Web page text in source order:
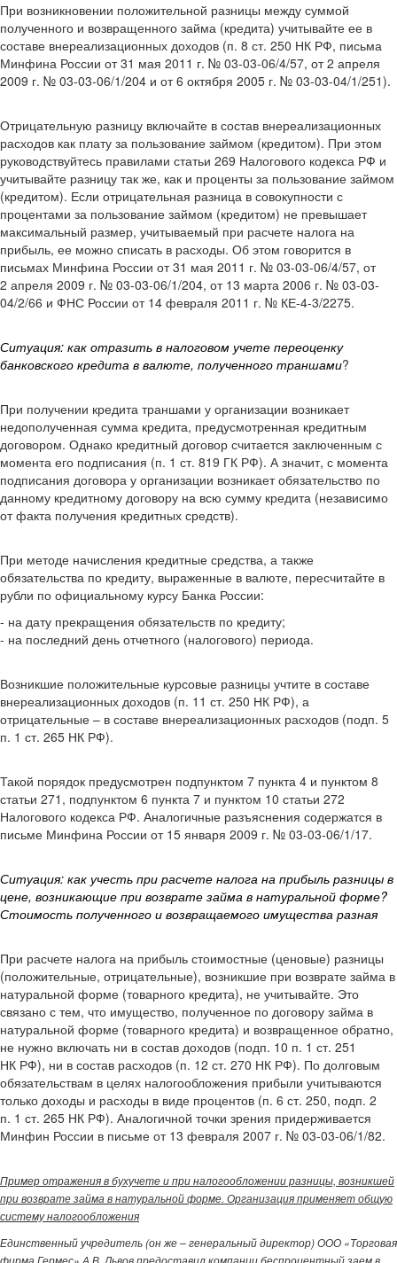
При возникновении положительной разницы между суммой
полученного и возвращенного займа (кредита) учитывайте ее в
составе внереализационных доходов (п. 8 ст. 250 НК РФ, письма
Минфина России от 31 мая 2011 г. № 03-03-06/4/57, от 2 апреля
2009 г. № 03-03-06/1/204 и от 6 октября 2005 г. № 03-03-04/1/251).
Отрицательную разницу включайте в состав внереализационных
расходов как плату за пользование займом (кредитом). При этом
руководствуйтесь правилами статьи 269 Налогового кодекса РФ и
учитывайте разницу так же, как и проценты за пользование займом
(кредитом). Если отрицательная разница в совокупности с
процентами за пользование займом (кредитом) не превышает
максимальный размер, учитываемый при расчете налога на
прибыль, ее можно списать в расходы. Об этом говорится в
письмах Минфина России от 31 мая 2011 г. № 03-03-06/4/57, от
2 апреля 2009 г. № 03-03-06/1/204, от 13 марта 2006 г. № 03-03-
04/2/66 и ФНС России от 14 февраля 2011 г. № КЕ-4-3/2275.
Ситуация: как отразить в налоговом учете переоценку
банковского кредита в валюте, полученного траншами?
При получении кредита траншами у организации возникает
недополученная сумма кредита, предусмотренная кредитным
договором. Однако кредитный договор считается заключенным с
момента его подписания (п. 1 ст. 819 ГК РФ). А значит, с момента
подписания договора у организации возникает обязательство по
данному кредитному договору на всю сумму кредита (независимо
от факта получения кредитных средств).
При методе начисления кредитные средства, а также
обязательства по кредиту, выраженные в валюте, пересчитайте в
рубли по официальному курсу Банка России:
- на дату прекращения обязательств по кредиту;
- на последний день отчетного (налогового) периода.
Возникшие положительные курсовые разницы учтите в составе
внереализационных доходов (п. 11 ст. 250 НК РФ), а
отрицательные – в составе внереализационных расходов (подп. 5
п. 1 ст. 265 НК РФ).
Такой порядок предусмотрен подпунктом 7 пункта 4 и пунктом 8
статьи 271, подпунктом 6 пункта 7 и пунктом 10 статьи 272
Налогового кодекса РФ. Аналогичные разъяснения содержатся в
письме Минфина России от 15 января 2009 г. № 03-03-06/1/17.
Ситуация: как учесть при расчете налога на прибыль разницы в
цене, возникающие при возврате займа в натуральной форме?
Стоимость полученного и возвращаемого имущества разная
При расчете налога на прибыль стоимостные (ценовые) разницы
(положительные, отрицательные), возникшие при возврате займа в
натуральной форме (товарного кредита), не учитывайте. Это
связано с тем, что имущество, полученное по договору займа в
натуральной форме (товарного кредита) и возвращенное обратно,
не нужно включать ни в состав доходов (подп. 10 п. 1 ст. 251
НК РФ), ни в состав расходов (п. 12 ст. 270 НК РФ). По долговым
обязательствам в целях налогообложения прибыли учитываются
только доходы и расходы в виде процентов (п. 6 ст. 250, подп. 2
п. 1 ст. 265 НК РФ). Аналогичной точки зрения придерживается
Минфин России в письме от 13 февраля 2007 г. № 03-03-06/1/82.
Пример отражения в бухучете и при налогообложении разницы, возникшей
при возврате займа в натуральной форме. Организация применяет общую
систему налогообложения
Единственный учредитель (он же – генеральный директор) ООО «Торговая
фирма Гермес» А.В. Львов предоставил компании беспроцентный заем в